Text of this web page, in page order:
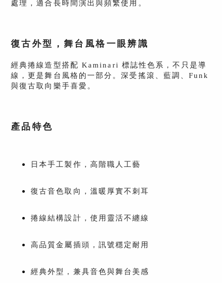
日本職人工藝，傳承經典音色精神
滾與藍調音色取向。
音色溫潤厚實、動態自然，保留演奏者最真實的觸弦
細節。
現復古卻不混濁的經典音色輪廓。
Curl Cable 捲線結構可隨使用距離自然伸縮，
處理，適合長時間演出與頻繁使用。
復古外型，舞台風格一眼辨識
經典捲線造型搭配 Kaminari 標誌性色系，不只是導
線，更是舞台風格的一部分。深受搖滾、藍調、Funk
與復古取向樂手喜愛。
產品特色
日本手工製作，高階職人工藝
復古音色取向，溫暖厚實不刺耳
捲線結構設計，使用靈活不纏線
高品質金屬插頭，訊號穩定耐用
經典外型，兼具音色與舞台美感